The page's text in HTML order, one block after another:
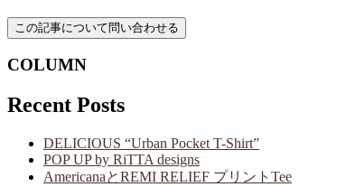
COLUMN
Recent Posts
DELICIOUS “Urban Pocket T-Shirt”
POP UP by RiTTA designs
AmericanaとREMI RELIEF プリントTee